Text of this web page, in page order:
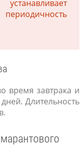
время завтрака и
Длительность